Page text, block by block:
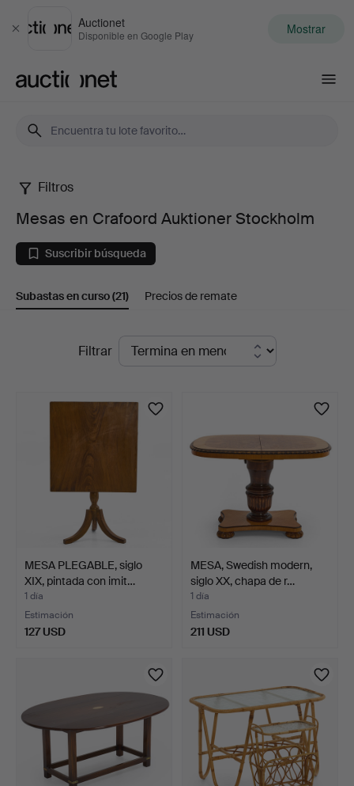
Cerrar
Auctionet
Disponible en Google Play Mostrar
Mesas
en
Crafoord
Auktioner
Stockholm
Filtros
Mesas en Crafoord Auktioner Stockholm
Suscribir búsqueda
Subastas en curso(21) Precios de remate
SubastasFiltrar
MESA PLEGABLE, siglo
XIX, pintada con imit…
1 día
Estimación
127 USD
MESA, Swedish modern,
siglo XX, chapa de r…
1 día
Estimación
211 USD